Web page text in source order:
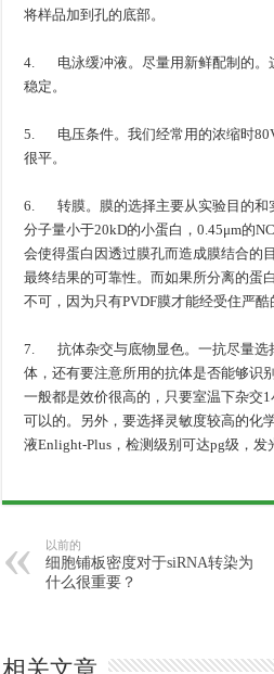
将样品加到孔的底部。
4. 电泳缓冲液。尽量用新鲜配制的。
稳定。
5. 电压条件。我们经常用的浓缩时
很平。
6. 转膜。膜的选择主要从实验目的和
分子量小于20kD的小蛋白，0.45μm的
会使得蛋白因透过膜孔而造成膜结合的
最终结果的可靠性。而如果所分离的蛋
不可，因为只有PVDF膜才能经受住严酷
7. 抗体杂交与底物显色。一抗尽量选
体，还有要注意所用的抗体是否能够识
一般都是效价很高的，只要室温下杂交
可以的。另外，要选择灵敏度较高的化
液Enlight-Plus，检测级别可达pg级，发
以前的
细胞铺板密度对于siRNA转染为
什么很重要？